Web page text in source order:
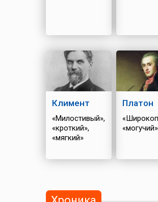
Климент
«Милостивый»,
«кроткий»,
«мягкий»
Платон
«могучий»